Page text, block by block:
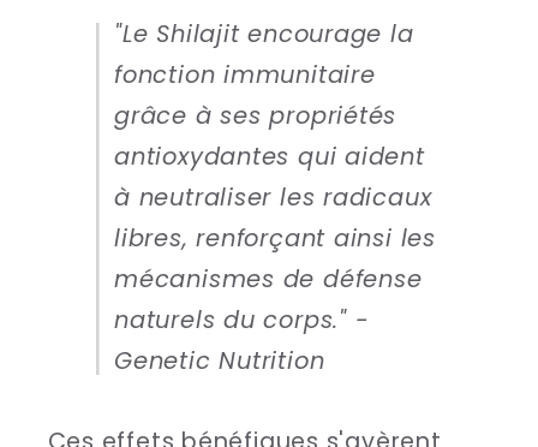
"Le Shilajit encourage la
fonction immunitaire
grâce à ses propriétés
antioxydantes qui aident
à neutraliser les radicaux
libres, renforçant ainsi les
mécanismes de défense
naturels du corps." -
Genetic Nutrition